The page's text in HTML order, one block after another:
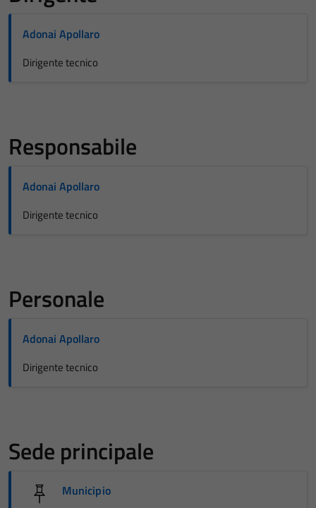
Adonai Apollaro
Dirigente tecnico
Responsabile
Adonai Apollaro
Dirigente tecnico
Personale
Adonai Apollaro
Dirigente tecnico
Sede principale
Municipio